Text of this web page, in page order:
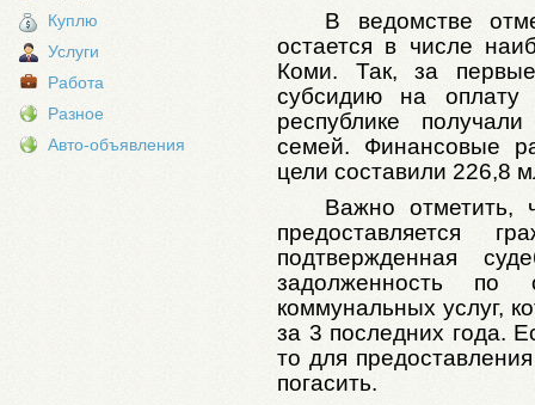
Куплю
Услуги
Работа
Разное
Авто-объявления
В ведомстве
остается в числе
Коми. Так, за
субсидию на оплату
республике
семей. Финансовые
цели составили 226,8
Важно отметить,
предоставляется
подтвержденная
задолженность
коммунальных услуг,
за 3 последних года.
то для
погасить.